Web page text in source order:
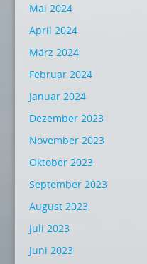
Mai 2024
April 2024
März 2024
Februar 2024
Januar 2024
Dezember 2023
November 2023
Oktober 2023
September 2023
August 2023
Juli 2023
Juni 2023